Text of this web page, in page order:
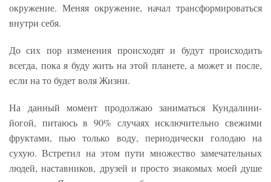
окружение. Меняя окружение, начал трансформироваться
внутри себя.
До сих пор изменения происходят и будут происходить
всегда, пока я буду жить на этой планете, а может и после,
если на то будет воля Жизни.
На данный момент продолжаю заниматься Кундалини-
йогой, питаюсь в 90% случаях исключительно свежими
фруктами, пью только воду, периодически голодаю на
сухую. Встретил на этом пути множество замечательных
людей, наставников, друзей и просто знакомых моей душе